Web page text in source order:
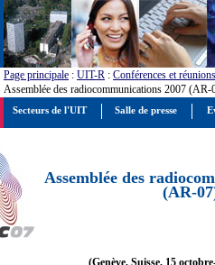
Page principale : UIT-R : Conférences et réunions
Assemblée des radiocommunications 2007 (AR-
Assemblée des
(AR-
(Genève, Suisse, 15
Secteurs de l'UIT Salle de presse